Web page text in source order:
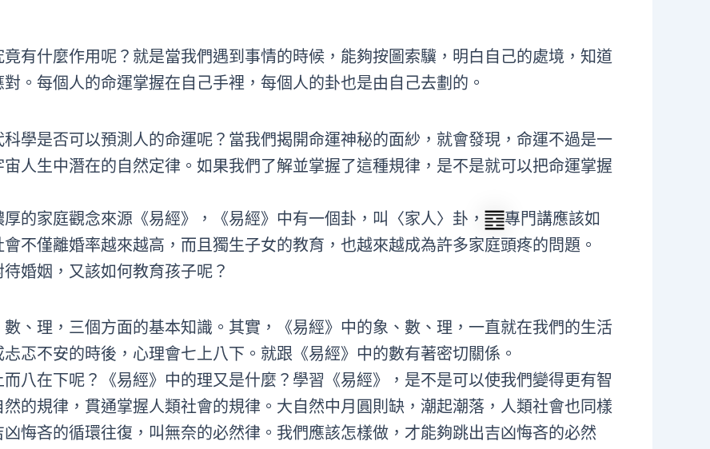
竟有什麼作用呢？就是當我們遇到事情的時候，能夠按圖索驥，明白自己的處境，知道
。每個人的命運掌握在自己手裡，每個人的卦也是由自己去劃的。
學是否可以預測人的命運呢？當我們揭開命運神秘的面紗，就會發現，命運不過是一
人生中潛在的自然定律。如果我們了解並掌握了這種規律，是不是就可以把命運掌握
的家庭觀念來源《易經》，《易經》中有一個卦，叫〈家人〉卦，
專門講應該如
不僅離婚率越來越高，而且獨生子女的教育，也越來越成為許多家庭頭疼的問題。
婚姻，又該如何教育孩子呢？
、理，三個方面的基本知識。其實，《易經》中的象、數、理，一直就在我們的生活
忑不安的時後，心理會七上八下。就跟《易經》中的數有著密切關係。
八在下呢？《易經》中的理又是什麼？學習《易經》，是不是可以使我們變得更有智
的規律，貫通掌握人類社會的規律。大自然中月圓則缺，潮起潮落，人類社會也同樣
悔吝的循環往復，叫無奈的必然律。我們應該怎樣做，才能夠跳出吉凶悔吝的必然